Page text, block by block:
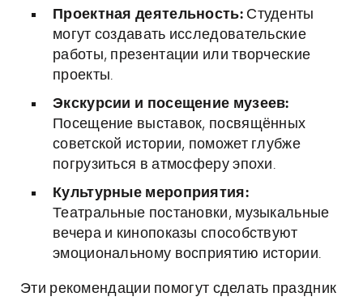
Проектная деятельность:Студенты
могут создавать исследовательские
работы, презентации или творческие
проекты.
Экскурсии и посещение музеев:
Посещение выставок, посвящённых
советской истории, поможет глубже
погрузиться в атмосферу эпохи.
Культурные мероприятия:
Театральные постановки, музыкальные
вечера и кинопоказы способствуют
эмоциональному восприятию истории.
Эти рекомендации помогут сделать праздник